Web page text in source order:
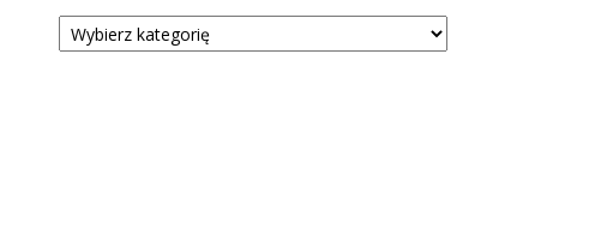
Kategorie